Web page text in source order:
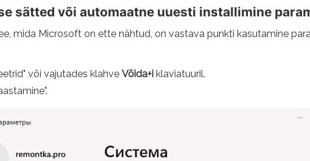
sätted või automaatne uuesti installimine
mida Microsoft on ette nähtud, on vastava punkti kasutamine
või vajutades klahve Võida+i klaviatuuril.